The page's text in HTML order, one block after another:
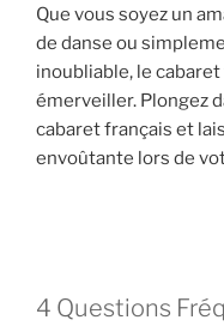
Que vous soyez un
de danse ou
inoubliable, le
émerveiller. Plongez
cabaret français et
envoûtante lors de
4 Questions